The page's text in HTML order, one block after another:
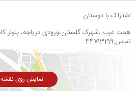
اشتراک با دوستان
تماس:44713219
نمایش روی نقشه